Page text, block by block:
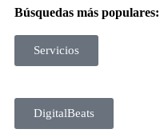
Búsquedas más populares:
Servicios
DigitalBeats